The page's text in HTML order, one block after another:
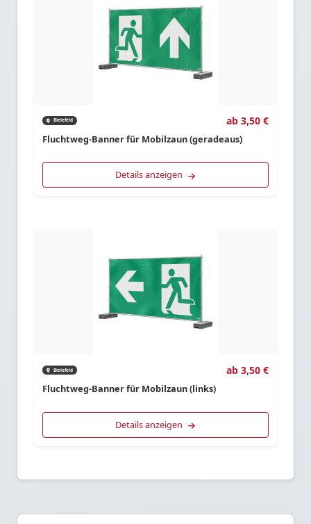
Bielefeld ab 3,50 €
Fluchtweg-Banner für Mobilzaun (geradeaus)
Details anzeigen
Bielefeld ab 3,50 €
Fluchtweg-Banner für Mobilzaun (links)
Details anzeigen